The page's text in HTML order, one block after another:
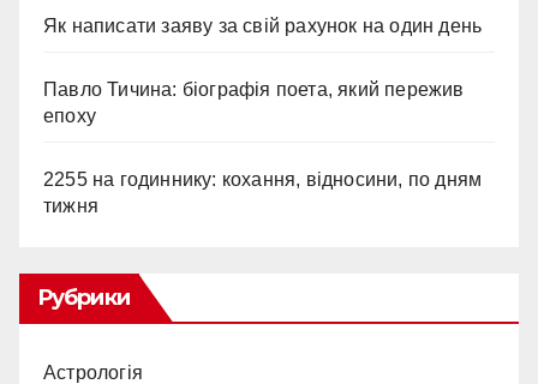
Як написати заяву за свій рахунок на один день
Павло Тичина: біографія поета, який пережив
епоху
2255 на годиннику: кохання, відносини, по дням
тижня
Рубрики
Астрологія